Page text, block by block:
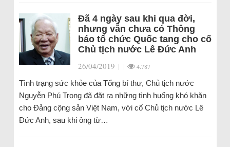
Đã 4 ngày sau khi qua đời,
nhưng vẫn chưa có Thông
báo tổ chức Quốc tang cho cố
Chủ tịch nước Lê Đức Anh
26/04/2019 | | 4.787
Tình trạng sức khỏe của Tổng bí thư, Chủ tịch nước
Nguyễn Phú Trọng đã đặt ra những tình huống khó khăn
cho Đảng cộng sản Việt Nam, với cố Chủ tịch nước Lê
Đức Anh, sau khi ông từ…